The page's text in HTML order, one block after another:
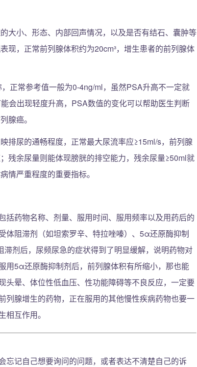
大小、形态、内部回声情况，以及是否有结石、囊肿等
现，正常前列腺体积约为20cm³，增生患者的前列腺体
正常参考值一般为0-4ng/ml，虽然PSA升高不一定就
会出现轻度升高，PSA数值的变化可以帮助医生判断
腺癌。
排尿的通畅程度，正常最大尿流率应≥15ml/s，前列腺
残余尿量则能体现膀胱的排空能力，残余尿量≥50ml就
情严重程度的重要指标。
药物名称、剂量、服用时间、服用频率以及用药后的
体阻滞剂（如坦索罗辛、特拉唑嗪）、5α还原酶抑制
剂后，尿频尿急的症状得到了明显缓解，说明药物对
用5α还原酶抑制剂后，前列腺体积有所缩小，那也能
头晕、体位性低血压、性功能障碍等不良反应，一定要
列腺增生的药物，正在服用的其他慢性疾病药物也要一
互作用。
忘记自己想要询问的问题，或者表达不清楚自己的诉